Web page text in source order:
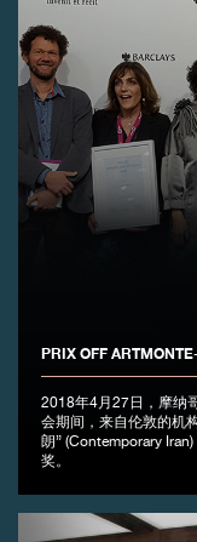
PRIX OFF
2018年4月27日，摩纳
会期间，来自伦敦的机
朗” (Contemporary
奖。